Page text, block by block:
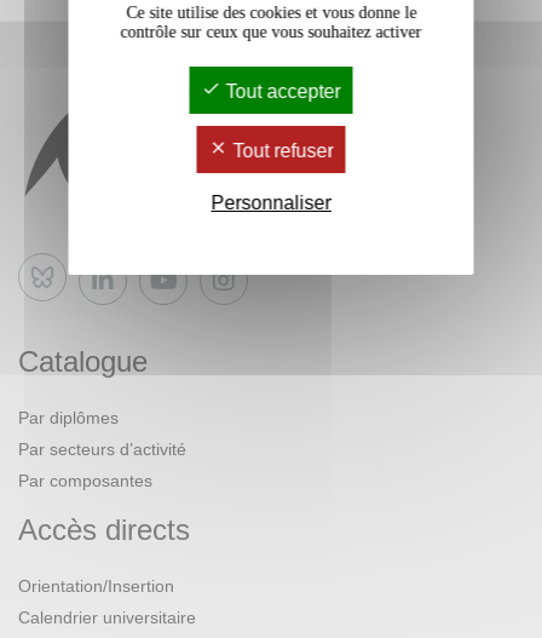
Bluesky
Catalogue
Par diplômes
Par secteurs d’activité
Par composantes
Accès directs
Orientation/Insertion
Calendrier universitaire
Ce site utilise des cookies et vous donne le
contrôle sur ceux que vous souhaitez activer
Tout accepter
Tout refuser
Personnaliser